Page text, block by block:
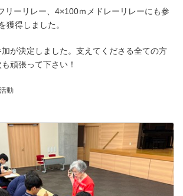
リーリレー、4×100ｍメドレーリレーにも参
獲得しました。
が決定しました。支えてくださる全ての方
頑張って下さい！
動